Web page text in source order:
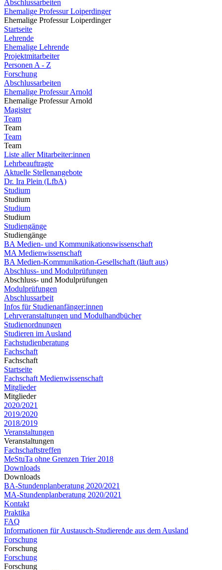
Abschlussarbeiten
Ehemalige Professur Loiperdinger
Ehemalige Professur Loiperdinger
Startseite
Lehrende
Ehemalige Lehrende
Projektmitarbeiter
Personen A - Z
Forschung
Abschlussarbeiten
Ehemalige Professur Arnold
Ehemalige Professur Arnold
Magister
Team
Team
Team
Team
Liste aller Mitarbeiter:innen
Lehrbeauftragte
Aktuelle Stellenangebote
Dr. Ira Plein (LfbA)
Studium
Studium
Studium
Studium
Studiengänge
Studiengänge
BA Medien- und Kommunikationswissenschaft
MA Medienwissenschaft
BA Medien-Kommunikation-Gesellschaft (läuft aus)
Abschluss- und Modulprüfungen
Abschluss- und Modulprüfungen
Modulprüfungen
Abschlussarbeit
Infos für Studienanfänger:innen
Lehrveranstaltungen und Modulhandbücher
Studienordnungen
Studieren im Ausland
Fachstudienberatung
Fachschaft
Fachschaft
Startseite
Fachschaft Medienwissenschaft
Mitglieder
Mitglieder
2020/2021
2019/2020
2018/2019
Veranstaltungen
Veranstaltungen
Fachschaftstreffen
MeStuTa ohne Grenzen Trier 2018
Downloads
Downloads
BA-Stundenplanberatung 2020/2021
MA-Stundenplanberatung 2020/2021​​​​​​
Kontakt
Praktika
FAQ
Informationen für Austausch-Studierende aus dem Ausland
Forschung
Forschung
Forschung
Forschung